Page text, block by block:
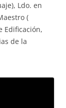
Ldo. en
(
Edificación,
de la